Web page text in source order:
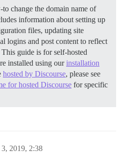
change the domain name of
information about setting up
files, updating site
logins and post content to reflect
This guide is for self-hosted
installed using ourinstallation
hosted by Discourse, please see
for hosted Discourse for specific
2019, 2:38